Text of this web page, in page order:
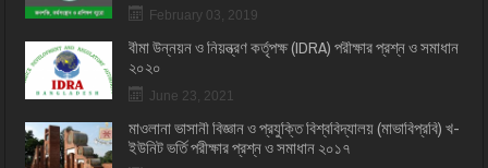
February 03, 2019
বীমা উন্নয়ন ও নিয়ন্ত্রণ কর্তৃপক্ষ (IDRA) পরীক্ষার প্রশ্ন ও সমাধান
২০২০
June 23, 2021
মাওলানা ভাসানী বিজ্ঞান ও প্রযুক্তি বিশ্ববিদ্যালয় (মাভাবিপ্রবি) খ-
ইউনিট ভর্তি পরীক্ষার প্রশ্ন ও সমাধান ২০১৭